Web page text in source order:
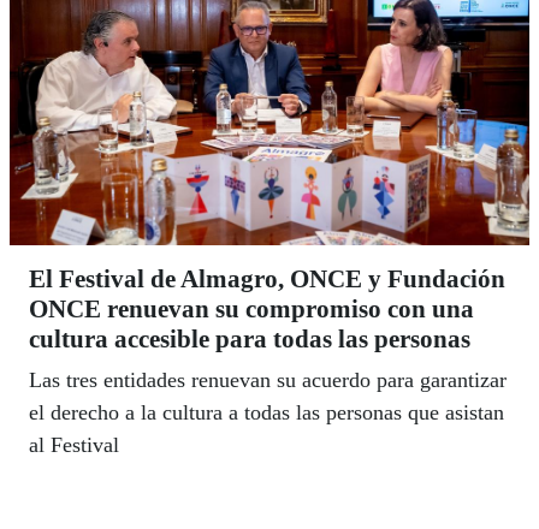
El Festival de Almagro, ONCE y Fundación
ONCE renuevan su compromiso con una
cultura accesible para todas las personas
Las tres entidades renuevan su acuerdo para garantizar
el derecho a la cultura a todas las personas que asistan
al Festival